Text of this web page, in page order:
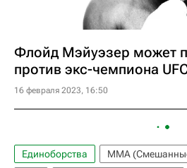
Флойд Мэйуэзер может
против экс-чемпиона
16 февраля 2023, 16:50
Единоборства
ММА